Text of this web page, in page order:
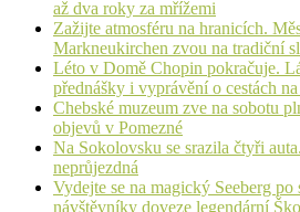
až dva roky za mřížemi
Zažijte atmosféru na hranicích.
Markneukirchen zvou na tradiční
Léto v Domě Chopin pokračuje.
přednášky i vyprávění o cestách
Chebské muzeum zve na sobotu
objevů v Pomezné
Na Sokolovsku se srazila čtyři
neprůjezdná
Vydejte se na magický Seeberg po
návštěvníky doveze legendární